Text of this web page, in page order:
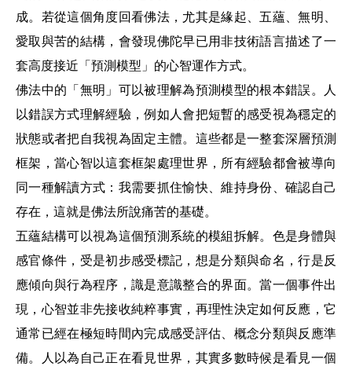
成。若從這個角度回看佛法，尤其是緣起、五蘊、無明、
愛取與苦的結構，會發現佛陀早已用非技術語言描述了一
套高度接近「預測模型」的心智運作方式。
佛法中的「無明」可以被理解為預測模型的根本錯誤。人
以錯誤方式理解經驗，例如人會把短暫的感受視為穩定的
狀態或者把自我視為固定主體。這些都是一整套深層預測
框架，當心智以這套框架處理世界，所有經驗都會被導向
同一種解讀方式：我需要抓住愉快、維持身份、確認自己
存在，這就是佛法所說痛苦的基礎。
五蘊結構可以視為這個預測系統的模組拆解。色是身體與
感官條件，受是初步感受標記，想是分類與命名，行是反
應傾向與行為程序，識是意識整合的界面。當一個事件出
現，心智並非先接收純粹事實，再理性決定如何反應，它
通常已經在極短時間內完成感受評估、概念分類與反應準
備。人以為自己正在看見世界，其實多數時候是看見一個